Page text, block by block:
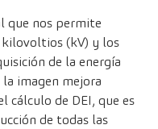
que nos permite
(kV) y los
de la energía
imagen mejora
cálculo de DEI, que es
de todas las